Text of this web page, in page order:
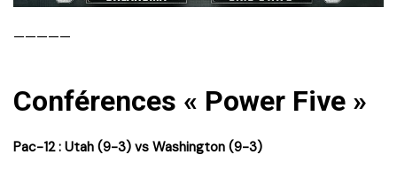
—————
Conférences « Power Five »
Pac-12 : Utah (9-3) vs Washington (9-3)